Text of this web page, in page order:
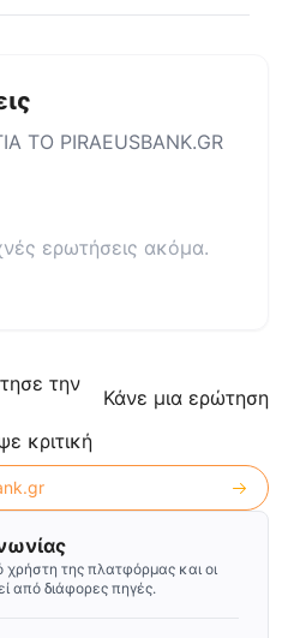
ΤΟ PIRAEUSBANK.GR
ερωτήσεις ακόμα.
την
Κάνε μια ερώτηση
κριτική
της πλατφόρμας και οι
από διάφορες πηγές.